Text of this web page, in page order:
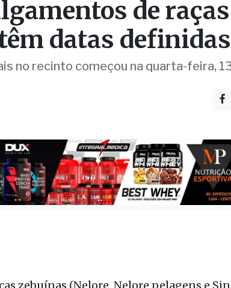
de raças
datas definidas
no recinto começou na quarta-feira,